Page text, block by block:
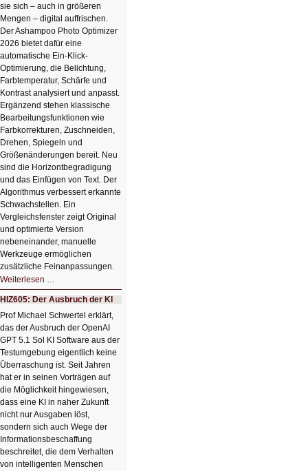
sie sich – auch in größeren
Mengen – digital auffrischen.
Der Ashampoo Photo Optimizer
2026 bietet dafür eine
automatische Ein-Klick-
Optimierung, die Belichtung,
Farbtemperatur, Schärfe und
Kontrast analysiert und anpasst.
Ergänzend stehen klassische
Bearbeitungsfunktionen wie
Farbkorrekturen, Zuschneiden,
Drehen, Spiegeln und
Größenänderungen bereit. Neu
sind die Horizontbegradigung
und das Einfügen von Text. Der
Algorithmus verbessert erkannte
Schwachstellen. Ein
Vergleichsfenster zeigt Original
und optimierte Version
nebeneinander, manuelle
Werkzeuge ermöglichen
zusätzliche Feinanpassungen.
Weiterlesen …
Bildverschönerung
mit
einem
Klick
HIZ606:
Bildverschönerung
mit
einem
Klick
HIZ605: Der Ausbruch der KI
Prof Michael Schwertel erklärt,
das der Ausbruch der OpenAI
GPT 5.1 Sol KI Software aus der
Testumgebung eigentlich keine
Überraschung ist. Seit Jahren
hat er in seinen Vorträgen auf
die Möglichkeit hingewiesen,
dass eine KI in naher Zukunft
nicht nur Ausgaben löst,
sondern sich auch Wege der
Informationsbeschaffung
beschreitet, die dem Verhalten
von intelligenten Menschen